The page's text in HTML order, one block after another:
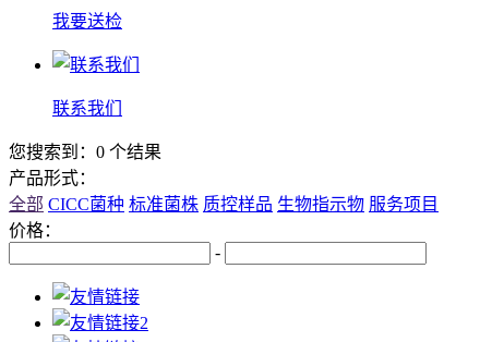
我要送检
联系我们
您搜索到：0 个结果
产品形式：
全部 CICC菌种 标准菌株 质控样品 生物指示物 服务项目
价格：
-